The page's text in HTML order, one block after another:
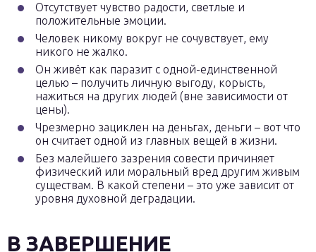
Отсутствует чувство радости, светлые и
положительные эмоции.
Человек никому вокруг не сочувствует, ему
никого не жалко.
Он живёт как паразит с одной-единственной
целью – получить личную выгоду, корысть,
нажиться на других людей (вне зависимости от
цены).
Чрезмерно зациклен на деньгах, деньги – вот что
он считает одной из главных вещей в жизни.
Без малейшего зазрения совести причиняет
физический или моральный вред другим живым
существам. В какой степени – это уже зависит от
уровня духовной деградации.
В ЗАВЕРШЕНИЕ